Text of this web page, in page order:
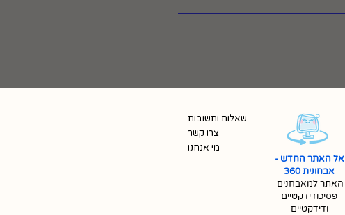
שאלות ותשובות
צרו קשר
מי אנחנו
אל האתר החדש -
אבחונית 360
האתר למאבחנים
פסיכודידקטיים
ודידקטיים